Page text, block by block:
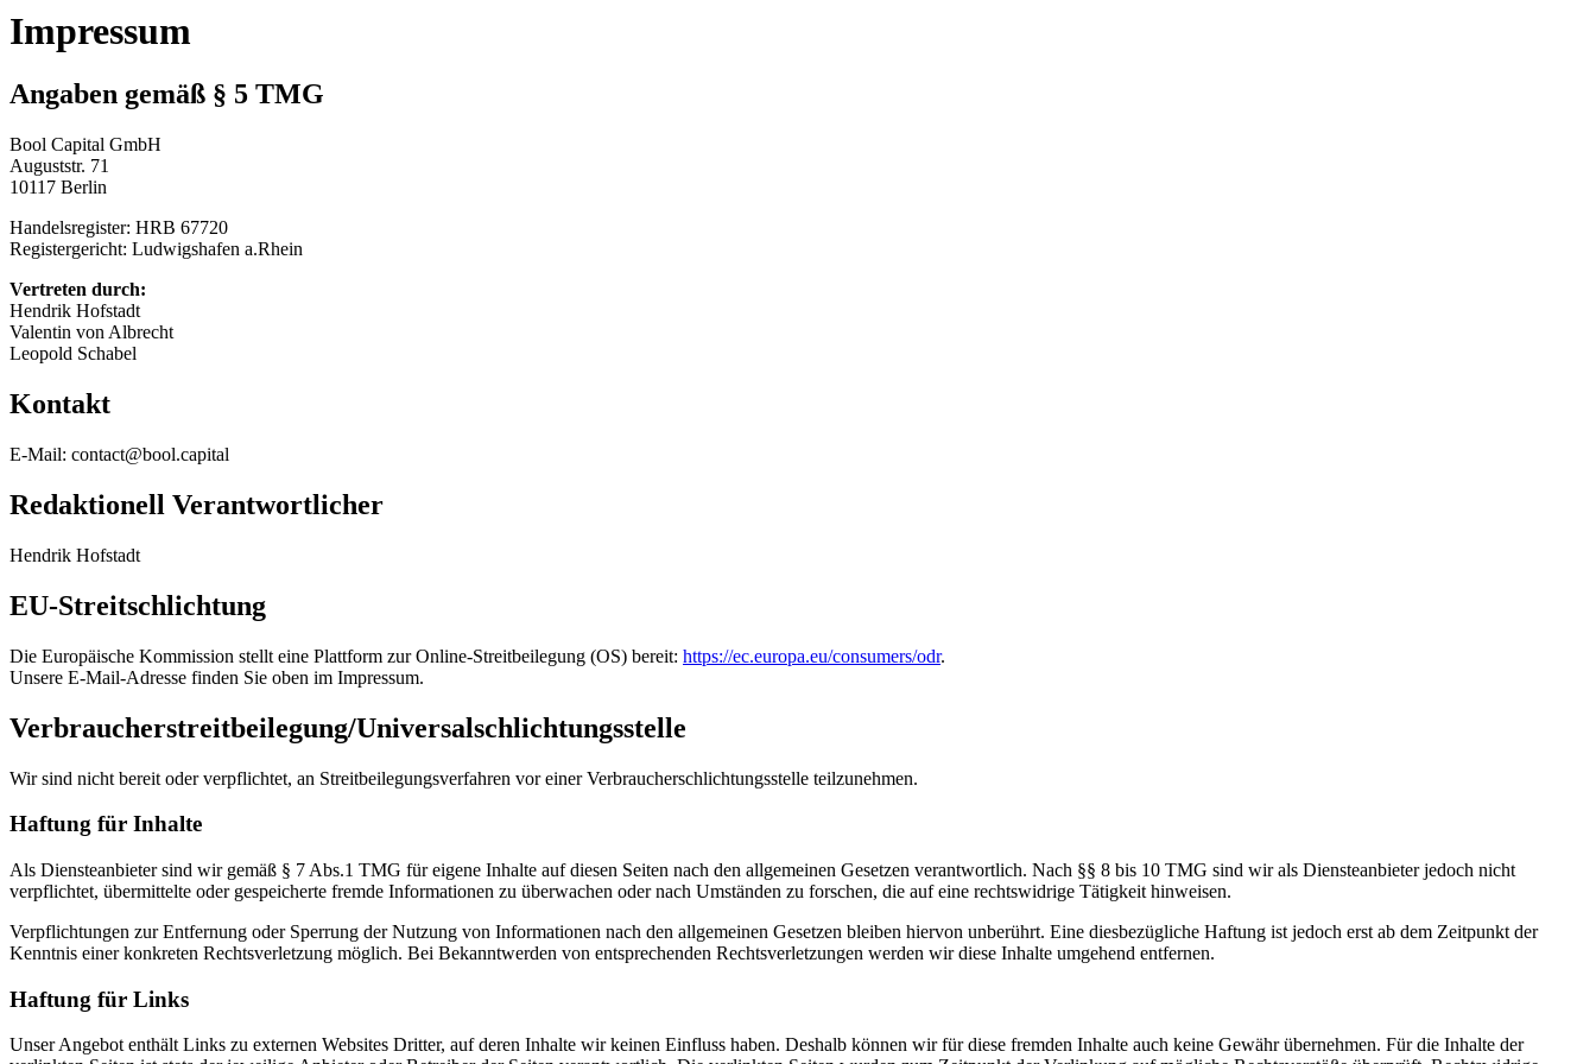
Impressum
Angaben gemäß § 5 TMG
Bool Capital GmbH
Auguststr. 71
10117 Berlin
Handelsregister: HRB 67720
Registergericht: Ludwigshafen a.Rhein
Vertreten durch:
Hendrik Hofstadt
Valentin von Albrecht
Leopold Schabel
Kontakt
E-Mail: contact@bool.capital
Redaktionell Verantwortlicher
Hendrik Hofstadt
EU-Streitschlichtung
Die Europäische Kommission stellt eine Plattform zur Online-Streitbeilegung (OS) bereit: https://ec.europa.eu/consumers/odr.
Unsere E-Mail-Adresse finden Sie oben im Impressum.
Verbraucher­streit­beilegung/Universal­schlichtungs­stelle
Wir sind nicht bereit oder verpflichtet, an Streitbeilegungsverfahren vor einer Verbraucherschlichtungsstelle teilzunehmen.
Haftung für Inhalte
Als Diensteanbieter sind wir gemäß § 7 Abs.1 TMG für eigene Inhalte auf diesen Seiten nach den allgemeinen Gesetzen verantwortlich. Nach §§ 8 bis 10 TMG sind wir als Diensteanbieter jedoch nicht
verpflichtet, übermittelte oder gespeicherte fremde Informationen zu überwachen oder nach Umständen zu forschen, die auf eine rechtswidrige Tätigkeit hinweisen.
Verpflichtungen zur Entfernung oder Sperrung der Nutzung von Informationen nach den allgemeinen Gesetzen bleiben hiervon unberührt. Eine diesbezügliche Haftung ist jedoch erst ab dem Zeitpunkt der
Kenntnis einer konkreten Rechtsverletzung möglich. Bei Bekanntwerden von entsprechenden Rechtsverletzungen werden wir diese Inhalte umgehend entfernen.
Haftung für Links
Unser Angebot enthält Links zu externen Websites Dritter, auf deren Inhalte wir keinen Einfluss haben. Deshalb können wir für diese fremden Inhalte auch keine Gewähr übernehmen. Für die Inhalte der